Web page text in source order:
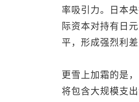
率吸引力。日本
际资本对持有日
平，形成强烈利
更雪上加霜的是
将包含大规模支